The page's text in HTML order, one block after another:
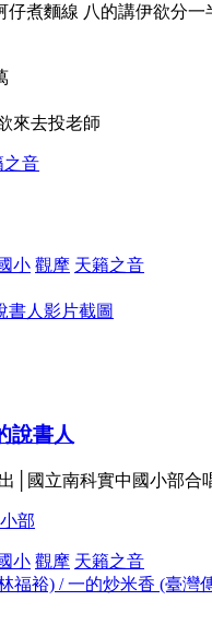
仔煮麵線 八的講伊欲分一
來去投老師
之音
小 觀摩 天籟之音
說書人
出│國立南科實中國小
部
小 觀摩 天籟之音